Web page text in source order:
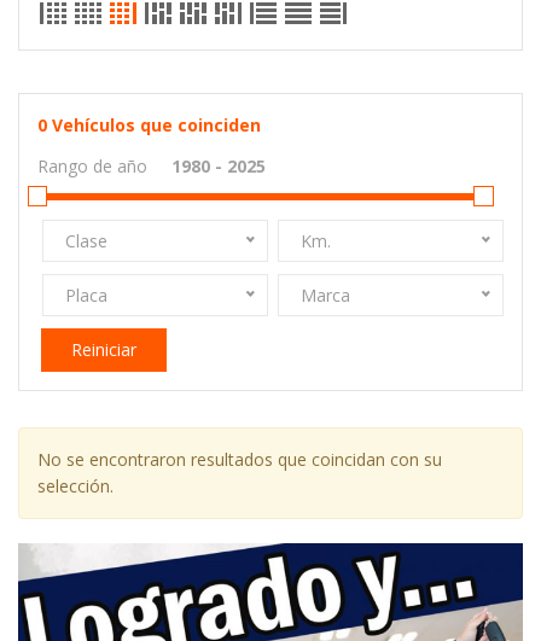
0 Vehículos que coinciden
Rango de año
Clase Km.
Placa Marca
Reiniciar
No se encontraron resultados que coincidan con su
selección.